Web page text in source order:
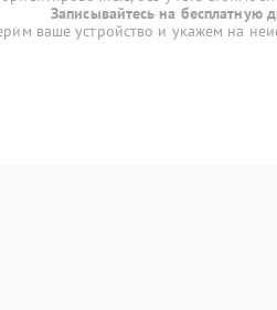
Записывайтесь на бесплатную
ваше устройство и укажем на